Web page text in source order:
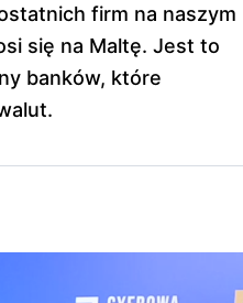
firm na naszym
się na Maltę. Jest to
banków, które